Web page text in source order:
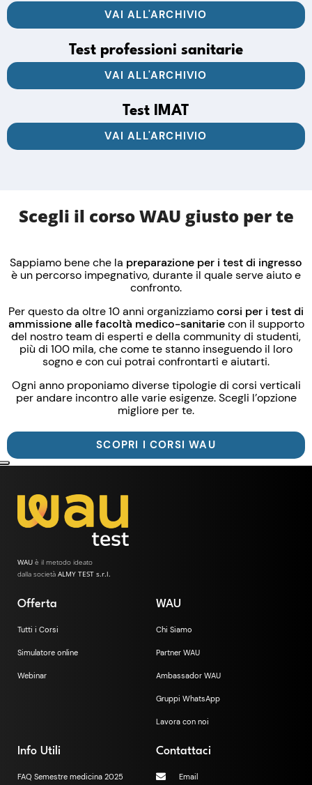
VAI ALL'ARCHIVIO
Test professioni sanitarie
VAI ALL'ARCHIVIO
Test IMAT
VAI ALL'ARCHIVIO
Scegli il corso WAU giusto per te
Sappiamo bene che la preparazione per i test di ingresso
è un percorso impegnativo, durante il quale serve aiuto e
confronto.
Per questo da oltre 10 anni organizziamocorsi per i test di
ammissione alle facoltà medico-sanitariecon il supporto
del nostro team di esperti e della community di studenti,
più di 100 mila, che come te stanno inseguendo il loro
sogno e con cui potrai confrontarti e aiutarti.
Ogni anno proponiamo diverse tipologie di corsi verticali
per andare incontro alle varie esigenze. Scegli l’opzione
migliore per te.
SCOPRI I CORSI WAU
WAU è il metodo ideato
dalla società ALMY TEST s.r.l.
Offerta
Tutti i Corsi
Simulatore online
Webinar
WAU
Chi Siamo
Partner WAU
Ambassador WAU
Gruppi WhatsApp
Lavora con noi
Info Utili
FAQ Semestre medicina 2025
Contattaci
Email